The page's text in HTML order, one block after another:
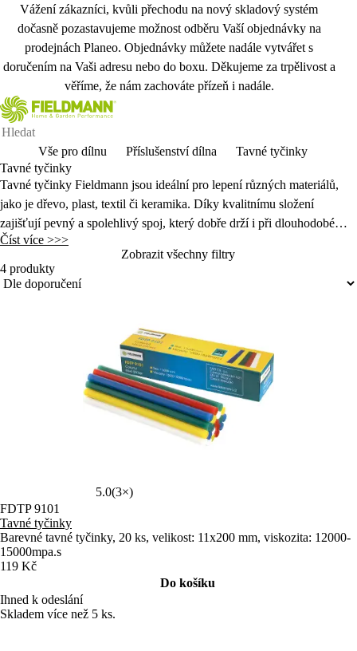
Vážení zákazníci, kvůli přechodu na nový skladový systém
dočasně pozastavujeme možnost odběru Vaší objednávky na
prodejnách Planeo. Objednávky můžete nadále vytvářet s
doručením na Vaši adresu nebo do boxu. Děkujeme za trpělivost a
věříme, že nám zachováte přízeň i nadále.
Vše pro dílnu Příslušenství dílna
Tavné tyčinky
Tavné tyčinky
Tavné tyčinky Fieldmann jsou ideální pro lepení různých materiálů,
jako je dřevo, plast, textil či keramika. Díky kvalitnímu složení
zajišťují pevný a spolehlivý spoj, který dobře drží i při dlouhodobém
zatížení. Jsou kompatibilní s v
vhodné pro domácí opravy, kreativní projekty i profesionální vyu
Číst více >>>
Zobrazit všechny filtry
4 produkty
5.0(3×)
FDTP 9101
Tavné tyčinky
Barevné tavné tyčinky, 20 ks, velikost: 11x200 mm, viskozita: 12000-
15000mpa.s
119 Kč
Do košíku
Ihned k odeslání
Skladem více než 5 ks.